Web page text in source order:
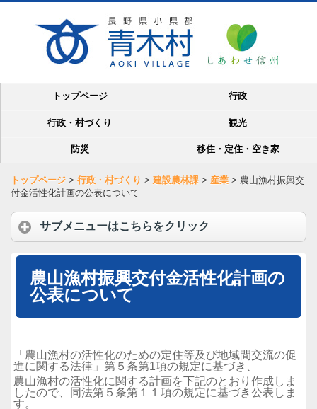
トップページ 行政
行政・村づくり 観光
防災 移住・定住・空き家
トップページ > 行政・村づくり > 建設農林課 > 産業 > 農山漁村振興交
付金活性化計画の公表について
サブメニューはこちらをクリック
農山漁村振興交付金活性化計画の
公表について
「農山漁村の活性化のための定住等及び地域間交流の促
進に関する法律」第５条第1項の規定に基づき、
農山漁村の活性化に関する計画を下記のとおり作成しま
したので、同法第５条第１１項の規定に基づき公表しま
す。